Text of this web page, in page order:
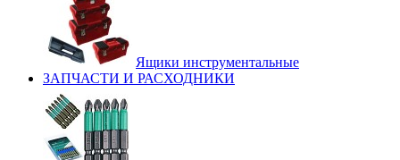
Ящики инструментальные
ЗАПЧАСТИ И РАСХОДНИКИ